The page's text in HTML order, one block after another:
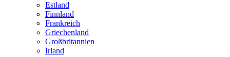
Estland
Finnland
Frankreich
Griechenland
Großbritannien
Irland